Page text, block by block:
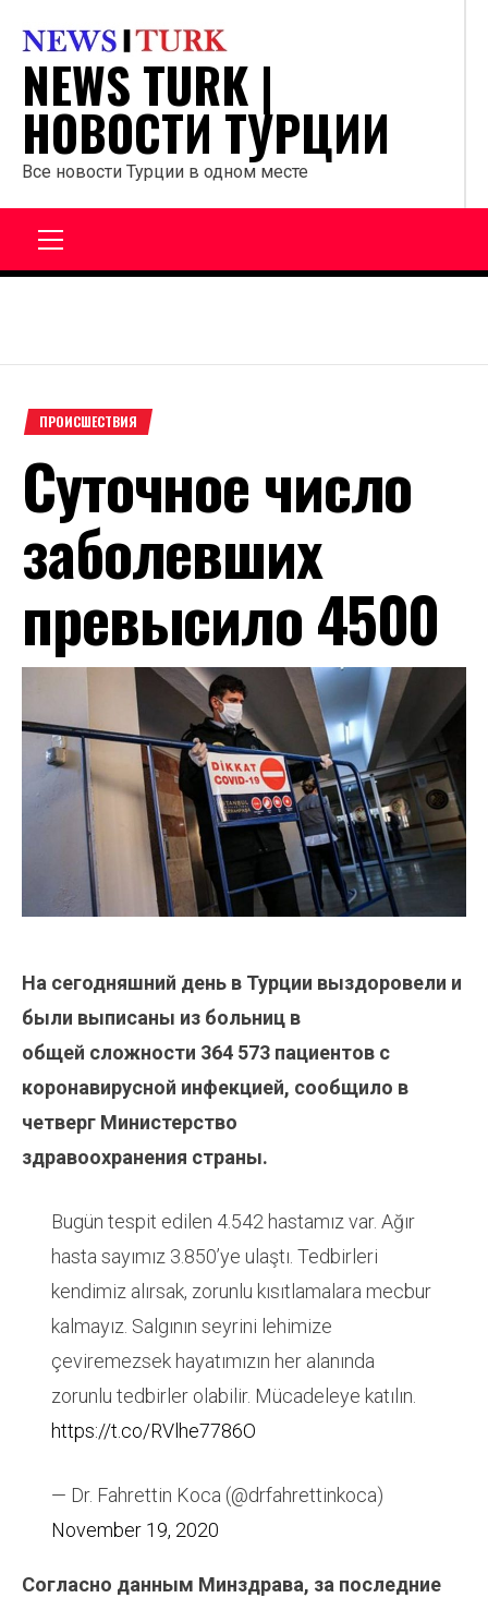
содержанию
NEWS TURK |
НОВОСТИ ТУРЦИИ
Все новости Турции в одном месте
ПРОИСШЕСТВИЯ
Суточное число
заболевших
превысило 4500
На сегодняшний день в Турции выздоровели и
были выписаны из больниц в
общей сложности 364 573 пациентов с
коронавирусной инфекцией, сообщило в
четверг Министерство
здравоохранения страны.
Bugün tespit edilen 4.542 hastamız var. Ağır
hasta sayımız 3.850’ye ulaştı. Tedbirleri
kendimiz alırsak, zorunlu kısıtlamalara mecbur
kalmayız. Salgının seyrini lehimize
çeviremezsek hayatımızın her alanında
zorunlu tedbirler olabilir. Mücadeleye katılın.
https://t.co/RVlhe7786O
— Dr. Fahrettin Koca (@drfahrettinkoca)
November 19, 2020
Согласно данным Минздрава, за последние